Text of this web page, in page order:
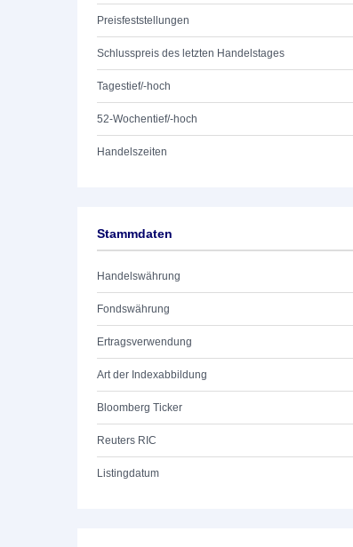
Preisfeststellungen
Schlusspreis des letzten Handelstages
Tagestief/-hoch
52-Wochentief/-hoch
Handelszeiten
Stammdaten
Handelswährung
Fondswährung
Ertragsverwendung
Art der Indexabbildung
Bloomberg Ticker
Reuters RIC
Listingdatum